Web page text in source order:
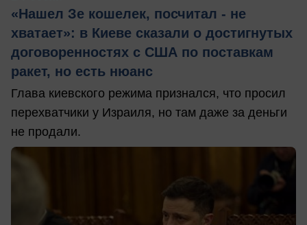
«Нашел Зе кошелек, посчитал - не
хватает»: в Киеве сказали о достигнутых
договоренностях с США по поставкам
ракет, но есть нюанс
Глава киевского режима признался, что просил
перехватчики у Израиля, но там даже за деньги
не продали.